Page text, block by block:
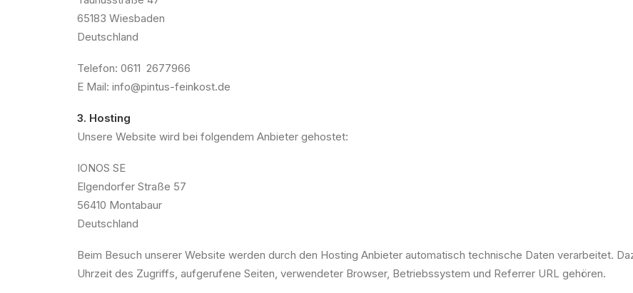
65183 Wiesbaden
Deutschland
Telefon: 0611 2677966
E Mail: info@pintus-feinkost.de
3. Hosting
Unsere Website wird bei folgendem Anbieter gehostet:
IONOS SE
Elgendorfer Straße 57
56410 Montabaur
Deutschland
Beim Besuch unserer Website werden durch den Hosting Anbieter automatisch technische Daten verarbeitet.
Uhrzeit des Zugriffs, aufgerufene Seiten, verwendeter Browser, Betriebssystem und Referrer URL gehören.